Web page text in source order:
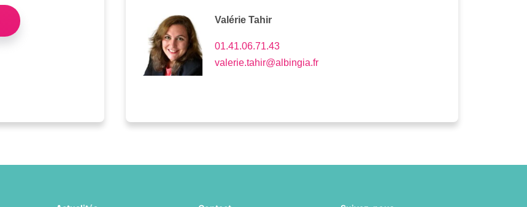
Valérie Tahir
01.41.06.71.43
valerie.tahir@albingia.fr